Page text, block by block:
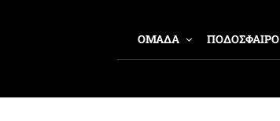
ΟΜΑΔΑ ΠΟΔΟΣΦΑΙΡΟ